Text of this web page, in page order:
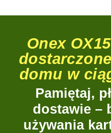
Onex
domu w
Pamiętaj,
dostawie –
używania